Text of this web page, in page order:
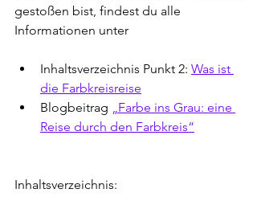
gestoßen bist, findest du alle
Informationen unter
Inhaltsverzeichnis Punkt 2: Was ist
die Farbkreisreise
Blogbeitrag „Farbe ins Grau: eine
Reise durch den Farbkreis“
Inhaltsverzeichnis: